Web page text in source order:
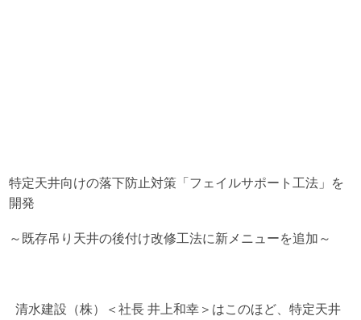
特定天井向けの落下防止対策「フェイルサポート工法」を
開発
～既存吊り天井の後付け改修工法に新メニューを追加～
清水建設（株）＜社長 井上和幸＞はこのほど、特定天井